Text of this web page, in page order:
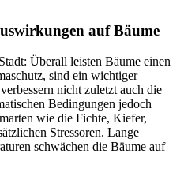
auf Bäume
Überall leisten Bäume einen
sind ein wichtiger
nicht zuletzt auch die
Bedingungen jedoch
wie die Fichte, Kiefer,
Stressoren. Lange
schwächen die Bäume auf